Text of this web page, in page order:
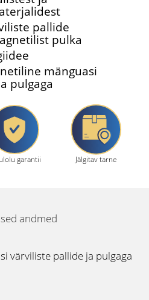
pallide
pulka
mänguasi
pulgaga
garantii Jälgitav tarne
andmed
värviliste pallide ja pulgaga